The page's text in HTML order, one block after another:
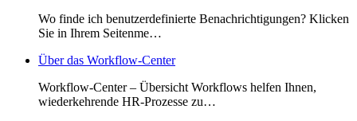
Wo finde ich benutzerdefinierte Benachrichtigungen? Klicken
Sie in Ihrem Seitenme…
Über das Workflow-Center
Workflow-Center – Übersicht Workflows helfen Ihnen,
wiederkehrende HR-Prozesse zu…